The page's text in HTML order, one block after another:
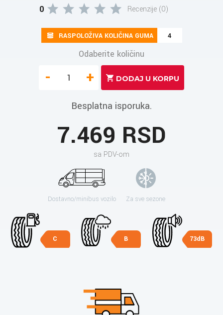
0 Recenzije (0)
RASPOLOŽIVA KOLIČINA GUMA 4
Odaberite količinu
- +
Besplatna isporuka.
7.469 RSD
sa PDV-om
Dostavno/minibus vozilo Za sve sezone
C B 73dB